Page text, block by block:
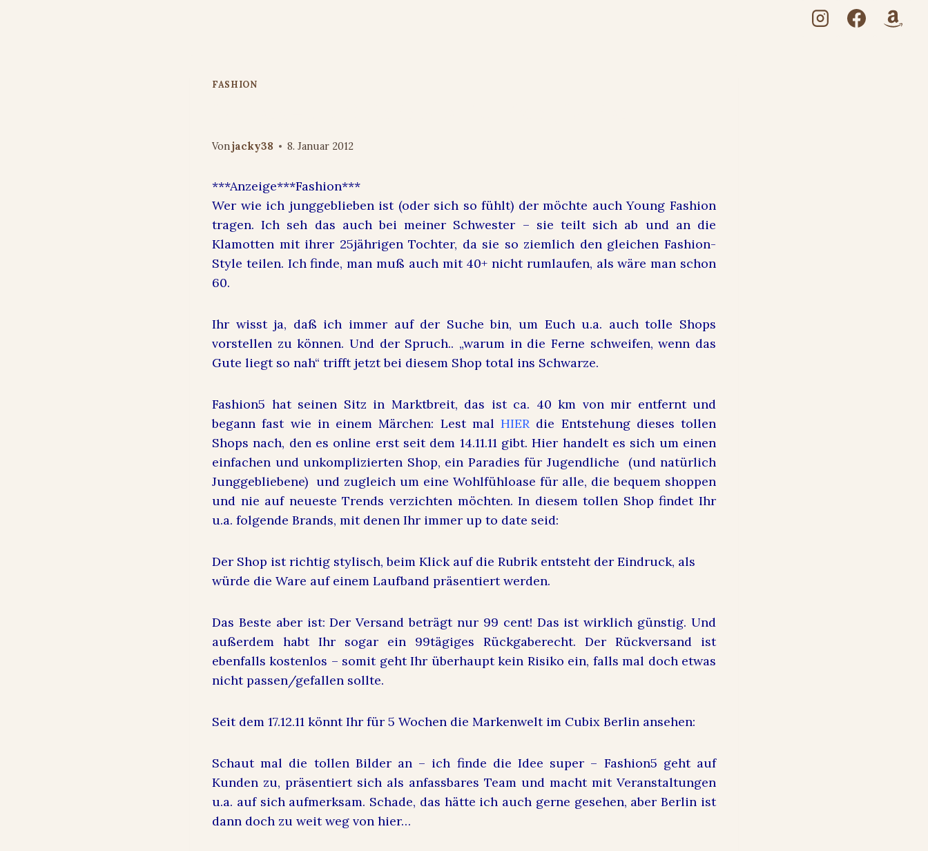
FASHION
Vonjacky38 8. Januar 2012
***Anzeige***Fashion***
Wer wie ich junggeblieben ist (oder sich so fühlt) der möchte auch Young Fashion
tragen. Ich seh das auch bei meiner Schwester – sie teilt sich ab und an die
Klamotten mit ihrer 25jährigen Tochter, da sie so ziemlich den gleichen Fashion-
Style teilen. Ich finde, man muß auch mit 40+ nicht rumlaufen, als wäre man schon
60.
Ihr wisst ja, daß ich immer auf der Suche bin, um Euch u.a. auch tolle Shops
vorstellen zu können. Und der Spruch.. „warum in die Ferne schweifen, wenn das
Gute liegt so nah“ trifft jetzt bei diesem Shop total ins Schwarze.
Fashion5 hat seinen Sitz in Marktbreit, das ist ca. 40 km von mir entfernt und
begann fast wie in einem Märchen: Lest mal HIER die Entstehung dieses tollen
Shops nach, den es online erst seit dem 14.11.11 gibt. Hier handelt es sich um einen
einfachen und unkomplizierten Shop, ein Paradies für Jugendliche (und natürlich
Junggebliebene) und zugleich um eine Wohlfühloase für alle, die bequem shoppen
und nie auf neueste Trends verzichten möchten. In diesem tollen Shop findet Ihr
u.a. folgende Brands, mit denen Ihr immer up to date seid:
Der Shop ist richtig stylisch, beim Klick auf die Rubrik entsteht der Eindruck, als
würde die Ware auf einem Laufband präsentiert werden.
Das Beste aber ist: Der Versand beträgt nur 99 cent! Das ist wirklich günstig. Und
außerdem habt Ihr sogar ein 99tägiges Rückgaberecht. Der Rückversand ist
ebenfalls kostenlos – somit geht Ihr überhaupt kein Risiko ein, falls mal doch etwas
nicht passen/gefallen sollte.
Seit dem 17.12.11 könnt Ihr für 5 Wochen die Markenwelt im Cubix Berlin ansehen:
Schaut mal die tollen Bilder an – ich finde die Idee super – Fashion5 geht auf
Kunden zu, präsentiert sich als anfassbares Team und macht mit Veranstaltungen
u.a. auf sich aufmerksam. Schade, das hätte ich auch gerne gesehen, aber Berlin ist
dann doch zu weit weg von hier…